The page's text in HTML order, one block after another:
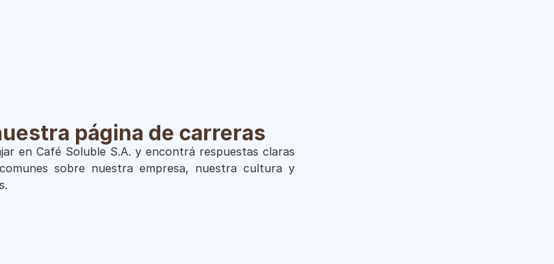
página de carreras
en Café Soluble S.A. y encontrá respuestas claras
sobre nuestra empresa, nuestra cultura y